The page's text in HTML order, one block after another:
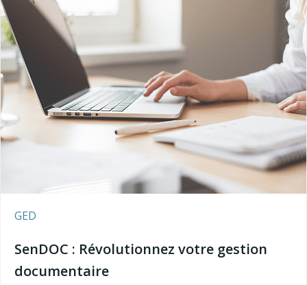
GED
SenDOC : Révolutionnez votre gestion
documentaire